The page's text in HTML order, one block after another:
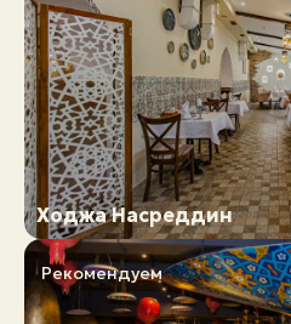
Ходжа Насреддин
Рекомендуем